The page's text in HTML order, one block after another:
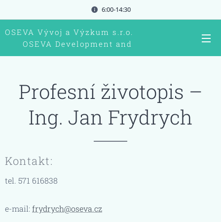
6:00-14:30
OSEVA Vývoj a Výzkum s.r.o.
OSEVA Development and
research Ltd.
Profesní životopis –
Ing. Jan Frydrych
Kontakt:
tel. 571 616838
e-mail: frydrych@oseva.cz